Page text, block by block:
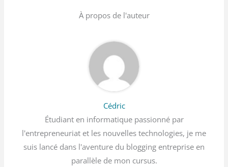
À propos de l'auteur
Cédric
Étudiant en informatique passionné par
l'entrepreneuriat et les nouvelles technologies, je me
suis lancé dans l'aventure du blogging entreprise en
parallèle de mon cursus.